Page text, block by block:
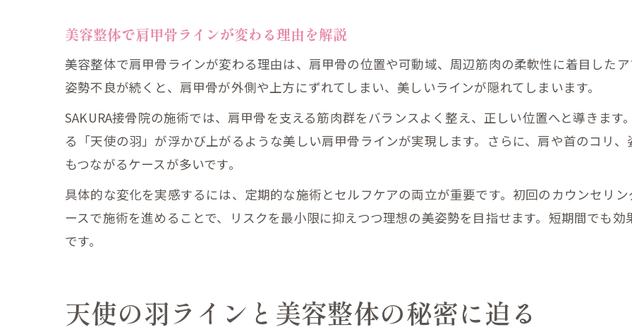
美容整体で肩甲骨ラインが変わる理由を解説
美容整体で肩甲骨ラインが変わる理由は、肩甲骨の位置や可動域、周辺筋肉の柔軟性に着目した
姿勢不良が続くと、肩甲骨が外側や上方にずれてしまい、美しいラインが隠れてしまいます。
SAKURA接骨院の施術では、肩甲骨を支える筋肉群をバランスよく整え、正しい位置へと導きま
る「天使の羽」が浮かび上がるような美しい肩甲骨ラインが実現します。さらに、肩や首のコリ
もつながるケースが多いです。
具体的な変化を実感するには、定期的な施術とセルフケアの両立が重要です。初回のカウンセリ
ースで施術を進めることで、リスクを最小限に抑えつつ理想の美姿勢を目指せます。短期間でも
です。
天使の羽ラインと美容整体の秘密に迫る